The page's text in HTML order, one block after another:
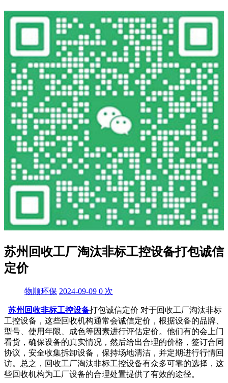
苏州回收工厂淘汰非标工控设备打包诚信
定价
物顺环保 2024-09-09 0 次
苏州回收非标工控设备打包诚信定价 对于回收工厂淘汰非标
工控设备，这些回收机构通常会诚信定价，根据设备的品牌、
型号、使用年限、成色等因素进行评估定价。他们有的会上门
看货，确保设备的真实情况，然后给出合理的价格，签订合同
协议，安全收集拆卸设备，保持场地清洁，并定期进行行情回
访。总之，回收工厂淘汰非标工控设备有众多可靠的选择，这
些回收机构为工厂设备的合理处置提供了有效的途径。